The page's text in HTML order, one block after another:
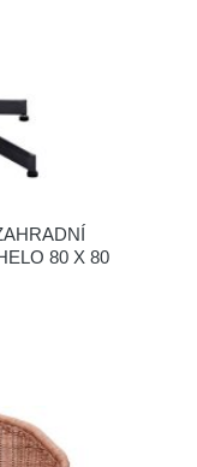
80 X 80